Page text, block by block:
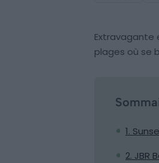
Extravagante
plages où se
1.
2. JBR